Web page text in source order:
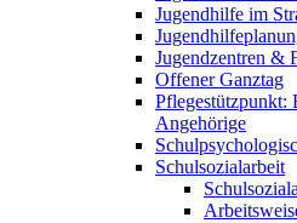
Jugendhilfe im
Jugendzentren &
Offener Ganztag
Pflegestützpunkt:
Angehörige
Schulsozialarbeit